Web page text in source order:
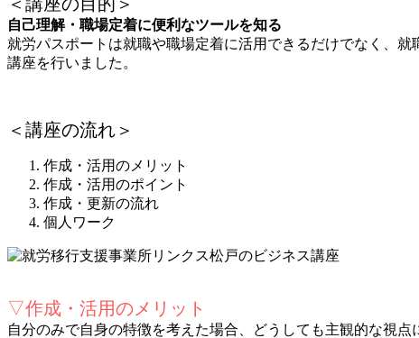
自己理解・職場定着に便利なツールを知る
就労パスポートは就職や職場定着に活用できるだけでなく、
講座を行いました。
＜講座の流れ＞
作成・活用のメリット
作成・活用のポイント
作成・更新の流れ
個人ワーク
▽作成・活用のメリット
自分のみで自身の特徴を考えた場合、どうしても主観的な視